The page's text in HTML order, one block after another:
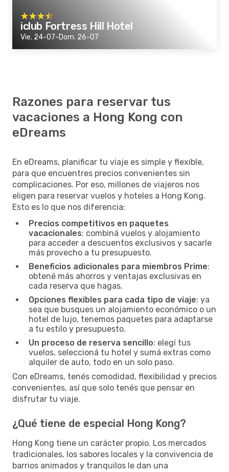
iclub Fortress Hill Hotel
Vie. 24-07-Dom. 26-07
Razones para reservar tus
vacaciones a Hong Kong con
eDreams
En eDreams, planificar tu viaje es simple y flexible,
para que encuentres precios convenientes sin
complicaciones. Por eso, millones de viajeros nos
eligen para reservar vuelos y hoteles a Hong Kong.
Esto es lo que nos diferencia:
Precios competitivos en paquetes
vacacionales: combiná vuelos y alojamiento
para acceder a descuentos exclusivos y sacarle
más provecho a tu presupuesto.
Beneficios adicionales para miembros Prime:
obtené más ahorros y ventajas exclusivas en
cada reserva que hagas.
Opciones flexibles para cada tipo de viaje: ya
sea que busques un alojamiento económico o un
hotel de lujo, tenemos paquetes para adaptarse
a tu estilo y presupuesto.
Un proceso de reserva sencillo: elegí tus
vuelos, seleccioná tu hotel y sumá extras como
alquiler de auto, todo en un solo paso.
Con eDreams, tenés comodidad, flexibilidad y precios
convenientes, así que solo tenés que pensar en
disfrutar tu viaje.
¿Qué tiene de especial Hong Kong?
Hong Kong tiene un carácter propio. Los mercados
tradicionales, los sabores locales y la convivencia de
barrios animados y tranquilos le dan una